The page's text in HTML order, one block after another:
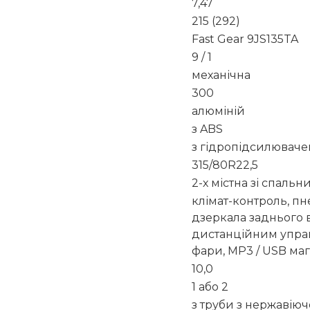
7,47
215 (292)
Fast Gear 9JS135TA
9 / 1
механічна
300
алюміній
з ABS
з
315/80R22,5
2-х містна зі
клімат-контроль,
дзеркала заднього
дистанційним
фари, МР3 / USB
10,0
1 або 2
з труби з